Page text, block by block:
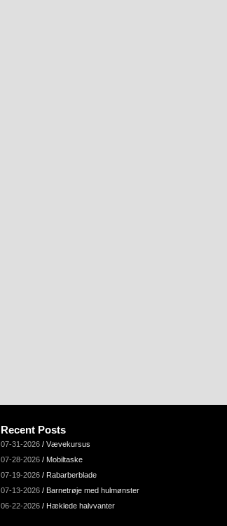
Recent Posts
07-31-2026 / Vævekursus
07-28-2026 / Mobiltaske
07-19-2026 / Rabarberblade
07-13-2026 / Barnetrøje med hulmønster
06-22-2026 / Hæklede halvvanter